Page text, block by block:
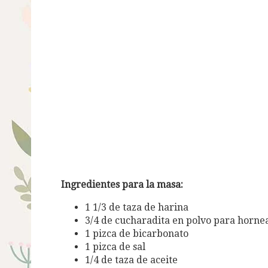
Ingredientes para la masa:
1 1/3 de taza de harina
3/4 de cucharadita en polvo para
1 pizca de bicarbonato
1 pizca de sal
1/4 de taza de aceite